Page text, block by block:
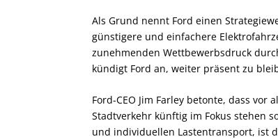
Als Grund nennt Ford einen
günstigere und einfachere
zunehmenden Wettbewerbsdruck
kündigt Ford an, weiter präsent zu
Ford-CEO Jim Farley betonte, dass
Stadtverkehr künftig im Fokus stehen
und individuellen Lastentransport, ist